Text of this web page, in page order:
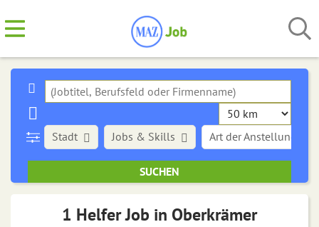
Stadt Art der Anstellung
Jobs & Skills
1 Helfer Job in Oberkrämer